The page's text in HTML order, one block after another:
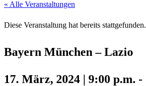
« Alle Veranstaltungen
Diese Veranstaltung hat bereits stattgefunden.
Bayern München – Lazio
17. März, 2024 | 9:00 p.m. -